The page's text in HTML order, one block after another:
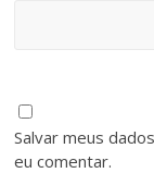
Salvar meus
eu comentar.